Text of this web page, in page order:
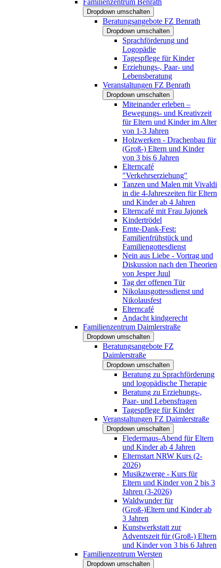
Dropdown umschalten
Beratungsangebote FZ Benrath
Dropdown umschalten
Sprachförderung und
Logopädie
Tagespflege für Kinder
Erziehungs-, Paar- und
Lebensberatung
Veranstaltungen FZ Benrath
Dropdown umschalten
Miteinander erleben –
Bewegungs- und Kreativzeit
für Eltern und Kinder im Alter
von 1-3 Jahren
Holzwerken - Drachenbau für
(Groß-) Eltern und Kinder
von 3 bis 6 Jahren
Elterncafé
"Verkehrserziehung"
Tanzen und Malen mit Vivaldi
in die 4-Jahreszeiten für Eltern
und Kinder ab 4 Jahren
Elterncafé mit Frau Jajonek
Kindertrödel
Ernte-Dank-Fest:
Familienfrühstück und
Familiengottesdienst
Nein aus Liebe - Vortrag und
Diskussion nach den Theorien
von Jesper Juul
Tag der offenen Tür
Nikolausgottessdienst und
Nikolausfest
Elterncafé
Andacht kindgerecht
Familienzentrum Daimlerstraße
Dropdown umschalten
Beratungsangebote FZ
Daimlerstraße
Dropdown umschalten
Beratung zu Sprachförderung
und logopädische Therapie
Beratung zu Erziehungs-,
Paar- und Lebensfragen
Tagespflege für Kinder
Veranstaltungen FZ Daimlerstraße
Dropdown umschalten
Fledermaus-Abend für Eltern
und Kinder ab 4 Jahren
Elternstart NRW Kurs (2-
2026)
Musikzwerge - Kurs für
Eltern und Kinder von 2 bis 3
Jahren (3-2026)
Waldwunder für
(Groß-)Eltern und Kinder ab
3 Jahren
Kunstwerkstatt zur
Adventszeit für (Groß-) Eltern
und Kinder von 3 bis 6 Jahren
Familienzentrum Wersten
Dropdown umschalten